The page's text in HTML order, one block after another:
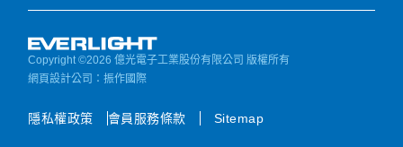
e
Copyright ©2026 億光電子工業股份有限公司 版權所有
網頁設計公司 ：振作國際
隱私權政策 會員服務條款 Sitemap